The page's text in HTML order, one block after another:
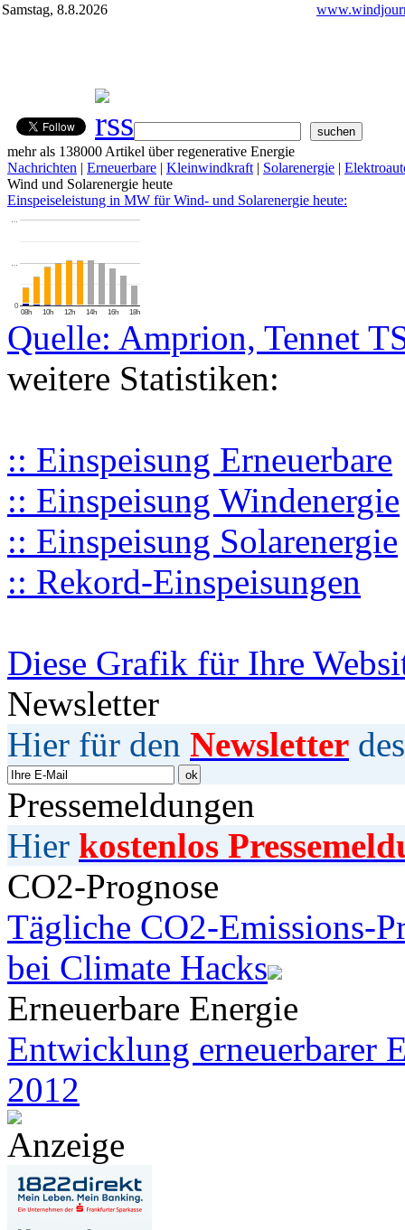
Samstag, 8.8.2026
mehr als 138000 Artikel über regenerative Energie
Nachrichten | Erneuerbare | Kleinwindkraft | Solarenergie |
Wind und Solarenergie heute
Einspeiseleistung in MW für Wind- und Solarenergie heute:
08h 10h 12h 14h 16h 18h
0
…
…
Quelle: Amprion, Tennet
weitere Statistiken:
:: Einspeisung Erneuerbare
:: Einspeisung Windenergie
:: Einspeisung Solarenergie
:: Rekord-Einspeisungen
Diese Grafik für Ihre
Newsletter
Hier für den Newsletter
Pressemeldungen
Hier kostenlos
CO2-Prognose
Tägliche CO2-Emissions-
bei Climate Hacks
Erneuerbare Energie
Entwicklung erneuerbarer
2012
Anzeige